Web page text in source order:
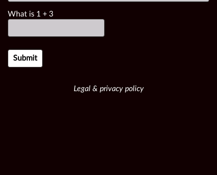
What is 1 + 3
Legal & privacy policy